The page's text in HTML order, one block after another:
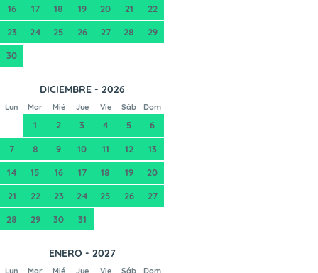
16 17 18 19 20 21 22
23 24 25 26 27 28 29
30
DICIEMBRE - 2026
Lun Mar Mié Jue Vie Sáb Dom
1 2 3 4 5 6
7 8 9 10 11 12 13
14 15 16 17 18 19 20
21 22 23 24 25 26 27
28 29 30 31
ENERO - 2027
Lun Mar Mié Jue Vie Sáb Dom